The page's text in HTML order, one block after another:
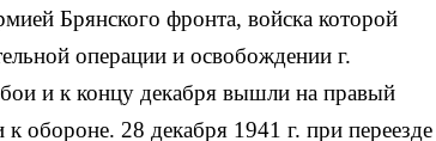
Брянского фронта, войска которой
операции и освобождении г.
и к концу декабря вышли на правый
обороне. 28 декабря 1941 г. при переезде